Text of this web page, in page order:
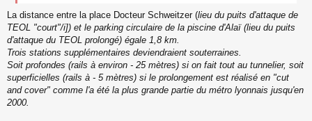
La distance entre la place Docteur Schweitzer (lieu du puits d'attaque de
TEOL "court"/i]) et le parking circulaire de la piscine d'Alaï (lieu du puits
d'attaque du TEOL prolongé) égale 1,8 km.
Trois stations supplémentaires deviendraient souterraines.
Soit profondes (rails à environ - 25 mètres) si on fait tout au tunnelier, soit
superficielles (rails à - 5 mètres) si le prolongement est réalisé en "cut
and cover" comme l'a été la plus grande partie du métro lyonnais jusqu'en
2000.